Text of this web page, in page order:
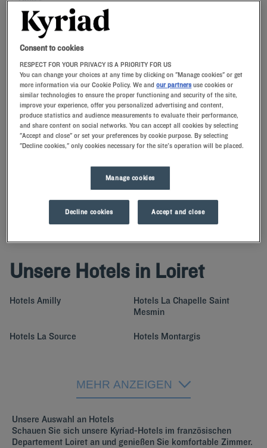
FINDEN SIE EIN HOTEL
Spezialcode hinzufügen
Buchen Sie schnell mit einem unserer Hotels Kyriad in Loiret für eine
Unsere Hotels in Loiret
Hotels Amilly Hotels La Chapelle Saint
Mesmin
Hotels La Source Hotels Montargis
MEHR ANZEIGEN
Unsere Auswahl an Hotels
Schauen Sie sich unsere Kyriad-Hotels im französischen
Departement Loiret an und genießen Sie komfortable Zimmer.
Consent to cookies
RESPECT FOR YOUR PRIVACY IS A PRIORITY FOR US
You can change your choices at any time by clicking on "Manage cookies" or get
more information via our Cookie Policy. We andour partners use cookies or
similar technologies to ensure the proper functioning and security of the site,
improve your experience, offer you personalized advertising and content,
produce statistics and audience measurements to evaluate their performance,
and share content on social networks. You can accept all cookies by selecting
"Accept and close" or set your preferences by cookie purpose. By selecting
"Decline cookies," only cookies necessary for the site's operation will be placed.
Manage cookies
Decline cookies Accept and close